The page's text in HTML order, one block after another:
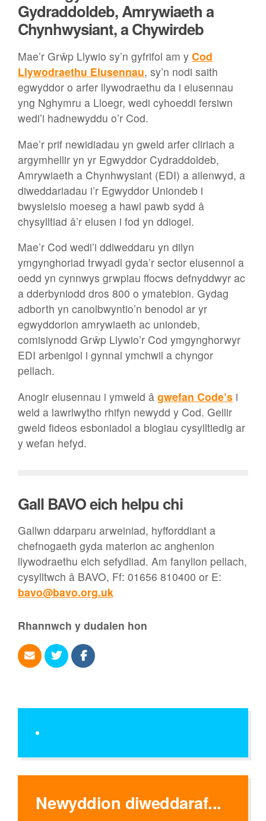
Gydraddoldeb, Amrywiaeth a
Chynhwysiant, a Chywirdeb
Mae’r Grŵp Llywio sy’n gyfrifol am y Cod
Llywodraethu Elusennau, sy’n nodi saith
egwyddor o arfer llywodraethu da i elusennau
yng Nghymru a Lloegr, wedi cyhoeddi fersiwn
wedi’i hadnewyddu o’r Cod.
Mae’r prif newidiadau yn gweld arfer cliriach a
argymhellir yn yr Egwyddor Cydraddoldeb,
Amrywiaeth a Chynhwysiant (EDI) a ailenwyd, a
diweddariadau i’r Egwyddor Uniondeb i
bwysleisio moeseg a hawl pawb sydd â
chysylltiad â’r elusen i fod yn ddiogel.
Mae’r Cod wedi’i ddiweddaru yn dilyn
ymgynghoriad trwyadl gyda’r sector elusennol a
oedd yn cynnwys grwpiau ffocws defnyddwyr ac
a dderbyniodd dros 800 o ymatebion. Gydag
adborth yn canolbwyntio’n benodol ar yr
egwyddorion amrywiaeth ac uniondeb,
comisiynodd Grŵp Llywio’r Cod ymgynghorwyr
EDI arbenigol i gynnal ymchwil a chyngor
pellach.
Anogir elusennau i ymweld â gwefan Code’s i
weld a lawrlwytho rhifyn newydd y Cod. Gellir
gweld fideos esboniadol a blogiau cysylltiedig ar
y wefan hefyd.
Gall BAVO eich helpu chi
Gallwn ddarparu arweiniad, hyfforddiant a
chefnogaeth gyda materion ac anghenion
llywodraethu eich sefydliad. Am fanylion pellach,
cysylltwch â BAVO, Ff: 01656 810400 or E:
bavo@bavo.org.uk
Rhannwch y dudalen hon
Newyddion diweddaraf...